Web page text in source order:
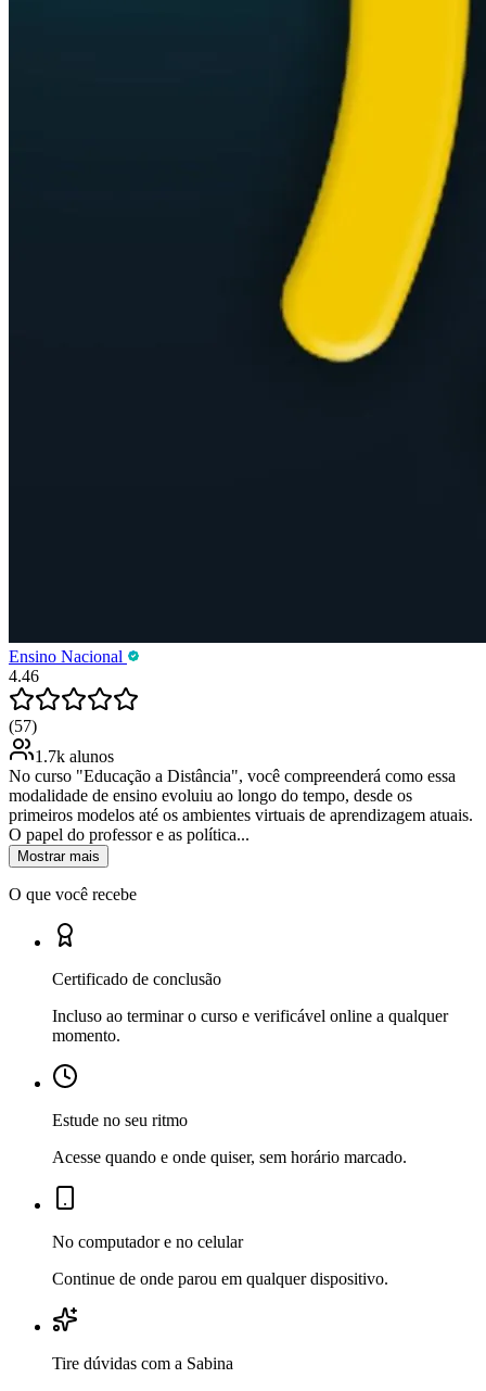
Ensino Nacional
4.46
(57)
1.7k alunos
No curso "Educação a Distância", você compreenderá como essa
modalidade de ensino evoluiu ao longo do tempo, desde os
primeiros modelos até os ambientes virtuais de aprendizagem atuais.
O papel do professor e as política...
Mostrar mais
O que você recebe
Certificado de conclusão
Incluso ao terminar o curso e verificável online a qualquer
momento.
Estude no seu ritmo
Acesse quando e onde quiser, sem horário marcado.
No computador e no celular
Continue de onde parou em qualquer dispositivo.
Tire dúvidas com a Sabina